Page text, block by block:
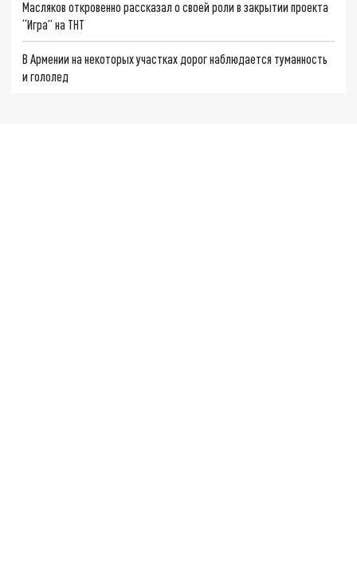
Масляков откровенно рассказал о своей роли в закрытии проекта
“Игра” на ТНТ
В Армении на некоторых участках дорог наблюдается туманность
и гололед